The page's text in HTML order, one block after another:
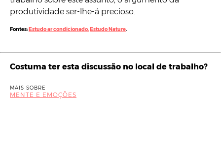
produtividade ser-lhe-á precioso.
Fontes:Estudo ar condicionado.Estudo Nature.
Costuma ter esta discussão no local de trabalho?
MAIS SOBRE
MENTE E EMOÇÕES